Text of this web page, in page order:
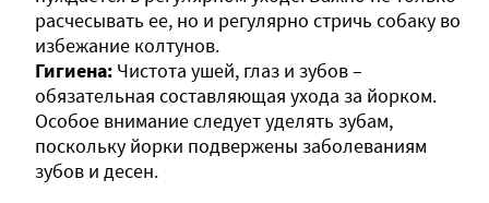
расчесывать ее, но и регулярно стричь собаку во
избежание колтунов.
Гигиена: Чистота ушей, глаз и зубов –
обязательная составляющая ухода за йорком.
Особое внимание следует уделять зубам,
поскольку йорки подвержены заболеваниям
зубов и десен.